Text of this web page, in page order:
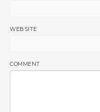
WEBSITE
COMMENT